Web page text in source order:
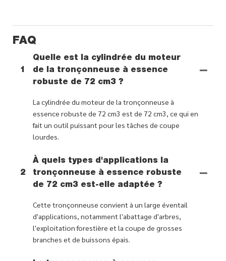
FAQ
1
Quelle est la cylindrée du moteur
de la tronçonneuse à essence
robuste de 72 cm3 ?
La cylindrée du moteur de la tronçonneuse à
essence robuste de 72 cm3 est de 72 cm3, ce qui en
fait un outil puissant pour les tâches de coupe
lourdes.
2
À quels types d'applications la
tronçonneuse à essence robuste
de 72 cm3 est-elle adaptée ?
Cette tronçonneuse convient à un large éventail
d'applications, notamment l'abattage d'arbres,
l'exploitation forestière et la coupe de grosses
branches et de buissons épais.